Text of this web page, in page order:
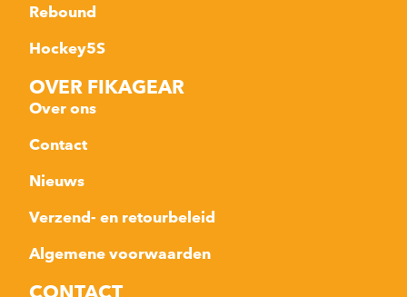
Rebound
Hockey5S
OVER FIKAGEAR
Over ons
Contact
Nieuws
Verzend- en retourbeleid
Algemene voorwaarden
CONTACT